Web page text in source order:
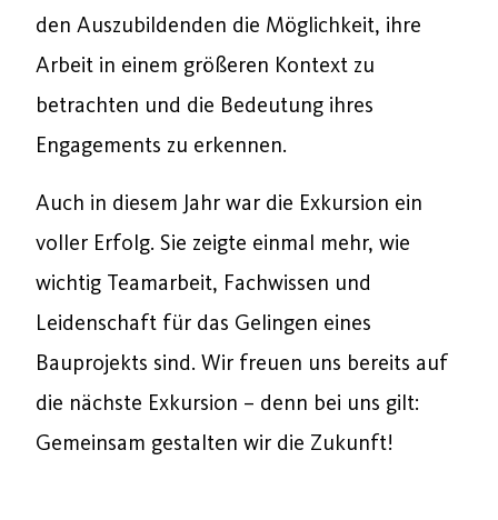
den Auszubildenden die Möglichkeit, ihre
Arbeit in einem größeren Kontext zu
betrachten und die Bedeutung ihres
Engagements zu erkennen.
Auch in diesem Jahr war die Exkursion ein
voller Erfolg. Sie zeigte einmal mehr, wie
wichtig Teamarbeit, Fachwissen und
Leidenschaft für das Gelingen eines
Bauprojekts sind. Wir freuen uns bereits auf
die nächste Exkursion – denn bei uns gilt:
Gemeinsam gestalten wir die Zukunft!